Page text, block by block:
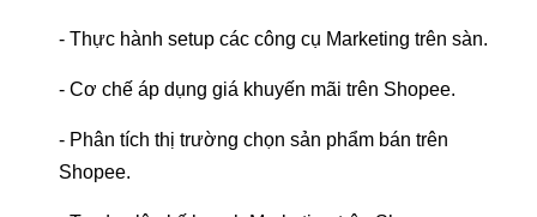
- Thực hành setup các công cụ Marketing trên sàn.
- Cơ chế áp dụng giá khuyến mãi trên Shopee.
- Phân tích thị trường chọn sản phẩm bán trên
Shopee.